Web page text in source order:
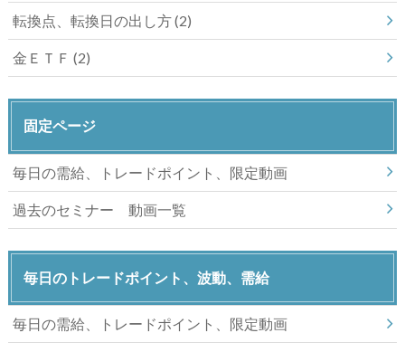
転換点、転換日の出し方(2)
金ＥＴＦ (2)
固定ページ
毎日の需給、トレードポイント、限定動画
過去のセミナー 動画一覧
毎日のトレードポイント、波動、需給
毎日の需給、トレードポイント、限定動画